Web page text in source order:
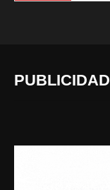
PUBLICIDAD